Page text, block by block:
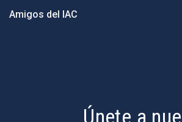
Amigos del IAC
Únete a